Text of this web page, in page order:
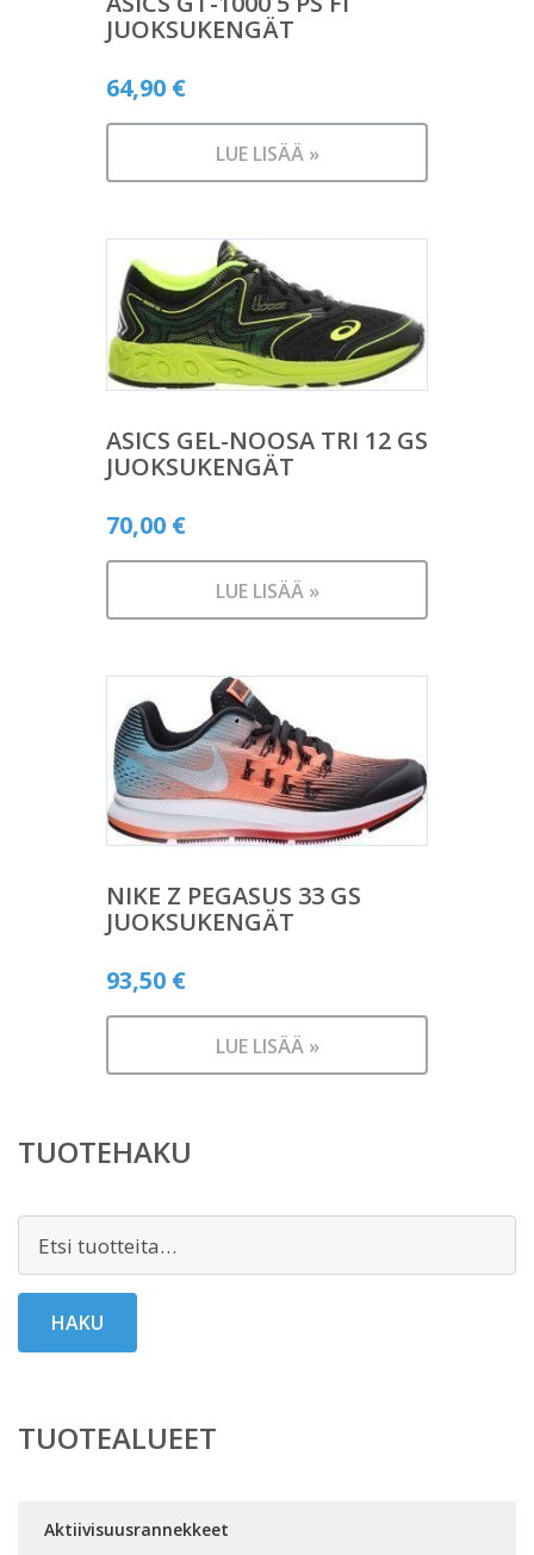
JUOKSUKENGÄT
64,90 €
LUE LISÄÄ »
ASICS GEL-NOOSA TRI 12 GS
JUOKSUKENGÄT
70,00 €
LUE LISÄÄ »
NIKE Z PEGASUS 33 GS
JUOKSUKENGÄT
93,50 €
LUE LISÄÄ »
TUOTEHAKU
HAKU
TUOTEALUEET
Aktiivisuusrannekkeet